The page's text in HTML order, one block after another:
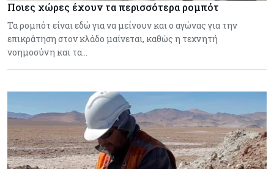
Ποιες χώρες έχουν τα περισσότερα ρομπότ
Τα ρομπότ είναι εδώ για να μείνουν και ο αγώνας για την
επικράτηση στον κλάδο μαίνεται, καθώς η τεχνητή
νοημοσύνη και τα…